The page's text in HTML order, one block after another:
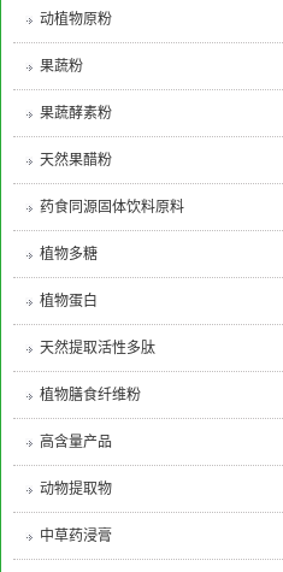
动植物原粉
果蔬粉
果蔬酵素粉
天然果醋粉
药食同源固体饮料原料
植物多糖
植物蛋白
天然提取活性多肽
植物膳食纤维粉
高含量产品
动物提取物
中草药浸膏